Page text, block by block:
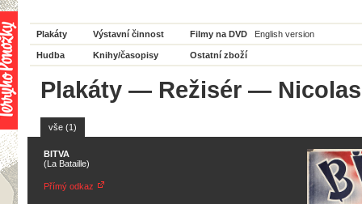
Plakáty Výstavní činnost Filmy na DVD English version
Hudba Knihy/časopisy Ostatní zboží
Plakáty — Režisér —
vše (1)
BITVA
(La Bataille)
Přímý odkaz